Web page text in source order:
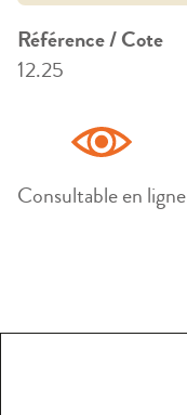
Référence / Cote
12.25
Consultable en ligne